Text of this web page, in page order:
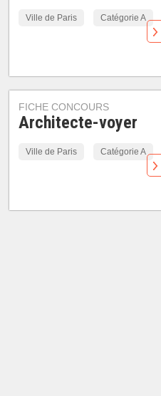
Ville de Paris Catégorie A
FICHE CONCOURS
Architecte-voyer
Ville de Paris Catégorie A